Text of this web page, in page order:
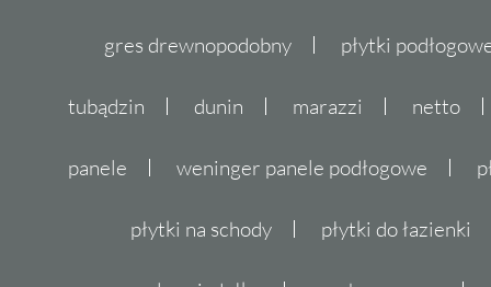
gres drewnopodobny płytki
tubądzin dunin marazzi netto
panele weninger panele podłogowe
płytki na schody płytki do łazienki